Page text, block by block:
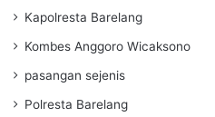
Kapolresta Barelang
Kombes Anggoro Wicaksono
pasangan sejenis
Polresta Barelang